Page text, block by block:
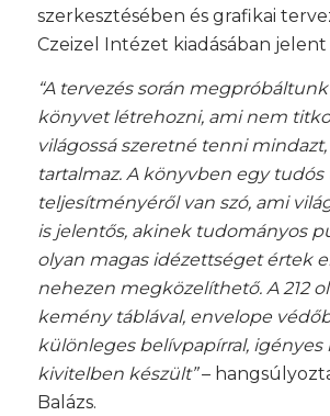
szerkesztésében és grafikai
Czeizel Intézet kiadásában jelent
“A tervezés során
könyvet létrehozni, ami nem
világossá szeretné tenni
tartalmaz. A könyvben egy
teljesítményéről van szó, ami
is jelentős, akinek tudományos
olyan magas idézettséget értek
nehezen megközelíthető. A 212
kemény táblával, envelope
különleges belívpapírral, igényes
kivitelben készült”–
Balázs.